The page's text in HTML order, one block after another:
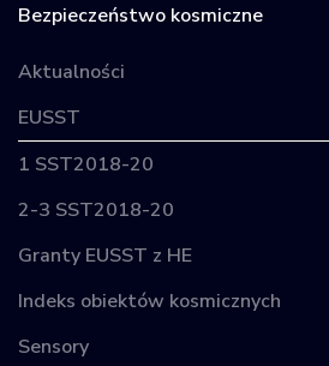
Bezpieczeństwo kosmiczne
Aktualności
EUSST
1 SST2018-20
2-3 SST2018-20
Granty EUSST z HE
Indeks obiektów kosmicznych
Sensory